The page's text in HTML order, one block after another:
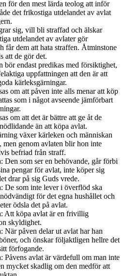
för den mest lärda teolog att inför
det frikostiga utdelandet av avlat
sig, vill bli straffad och älskar
utdelandet av avlater gör
får dem att hata straffen. Åtminstone
att de gör det.
bör endast predikas med försiktighet,
uppfattningen att den är att
kärleksgärningar.
om att påven inte alls menar att köp
som i något avseende jämförbart
om att det är bättre att ge åt de
än att köpa avlat.
växer kärleken och människan
men genom avlaten blir hon inte
befriad från straff.
Den som ser en behövande, går förbi
pengar för avlat, inte köper sig
drar på sig Guds vrede.
De som inte lever i överflöd ska
för det egna hushållet och
ödsla det på avlat.
Att köpa avlat är en frivillig
skyldighet.
När påven delar ut avlat har han
och önskar följaktligen hellre det
förfogande.
Påvens avlat är värdefull om man inte
mycket skadlig om den medför att